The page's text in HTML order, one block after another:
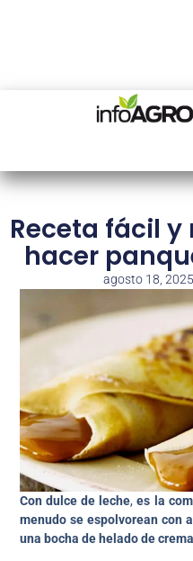
Receta fácil
hacer
agosto 18, 2025
Con dulce de leche,es la
menudo se espolvorean con
una bocha de helado de